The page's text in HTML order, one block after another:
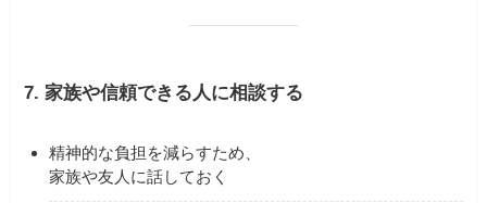
7. 家族や信頼できる人に相談する
精神的な負担を減らすため、
家族や友人に話しておく